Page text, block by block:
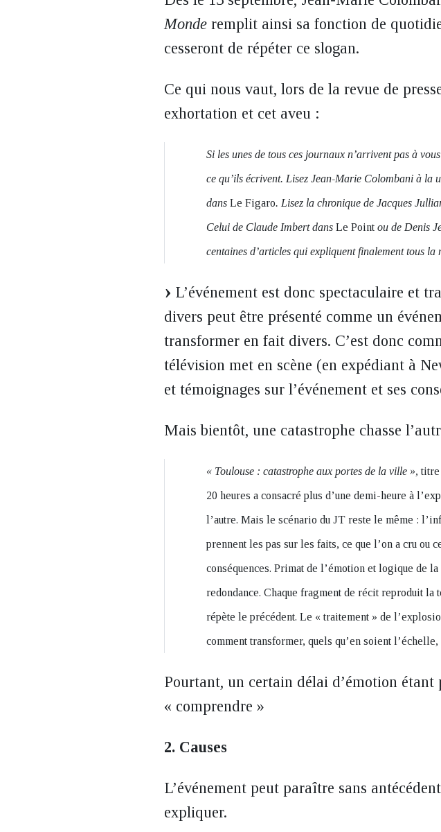
Monde remplit ainsi sa fonction de
cesseront de répéter ce slogan.
Ce qui nous vaut, lors de la revue de
exhortation et cet aveu :
Si les unes de tous ces journaux n’arrivent pas à
ce qu’ils écrivent. Lisez Jean-Marie Colombani à la
dans Le Figaro. Lisez la chronique de Jacques
Celui de Claude Imbert dans Le Point ou de Denis
centaines d’articles qui expliquent finalement tous la
L’événement est donc spectaculaire et
divers peut être présenté comme un
transformer en fait divers. C’est donc
télévision met en scène (en expédiant à
et témoignages sur l’événement et ses
Mais bientôt, une catastrophe chasse
« Toulouse : catastrophe aux portes de la ville »,titre
20 heures a consacré plus d’une demi-heure à
l’autre. Mais le scénario du JT reste le même :
prennent les pas sur les faits, ce que l’on a cru ou
conséquences. Primat de l’émotion et logique de
redondance. Chaque fragment de récit reproduit
répète le précédent. Le « traitement » de
comment transformer, quels qu’en soient
Pourtant, un certain délai d’émotion étant
« comprendre »
2. Causes
L’événement peut paraître sans
expliquer.